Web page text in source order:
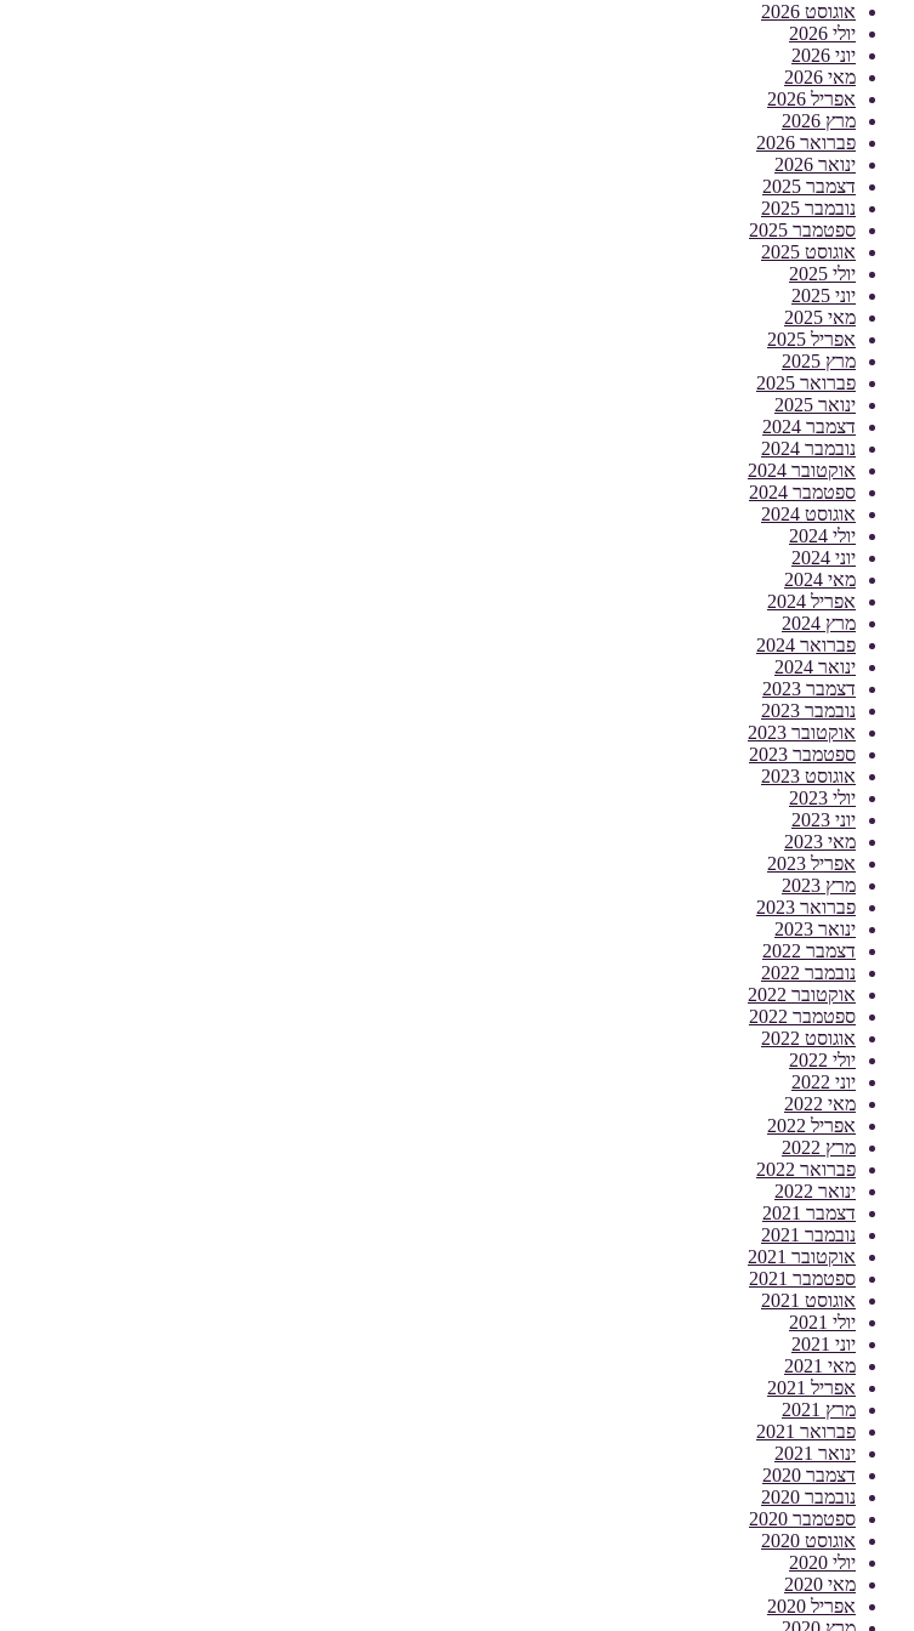
אוגוסט 2026
יולי 2026
יוני 2026
מאי 2026
אפריל 2026
מרץ 2026
פברואר 2026
ינואר 2026
דצמבר 2025
נובמבר 2025
ספטמבר 2025
אוגוסט 2025
יולי 2025
יוני 2025
מאי 2025
אפריל 2025
מרץ 2025
פברואר 2025
ינואר 2025
דצמבר 2024
נובמבר 2024
אוקטובר 2024
ספטמבר 2024
אוגוסט 2024
יולי 2024
יוני 2024
מאי 2024
אפריל 2024
מרץ 2024
פברואר 2024
ינואר 2024
דצמבר 2023
נובמבר 2023
אוקטובר 2023
ספטמבר 2023
אוגוסט 2023
יולי 2023
יוני 2023
מאי 2023
אפריל 2023
מרץ 2023
פברואר 2023
ינואר 2023
דצמבר 2022
נובמבר 2022
אוקטובר 2022
ספטמבר 2022
אוגוסט 2022
יולי 2022
יוני 2022
מאי 2022
אפריל 2022
מרץ 2022
פברואר 2022
ינואר 2022
דצמבר 2021
נובמבר 2021
אוקטובר 2021
ספטמבר 2021
אוגוסט 2021
יולי 2021
יוני 2021
מאי 2021
אפריל 2021
מרץ 2021
פברואר 2021
ינואר 2021
דצמבר 2020
נובמבר 2020
ספטמבר 2020
אוגוסט 2020
יולי 2020
מאי 2020
אפריל 2020